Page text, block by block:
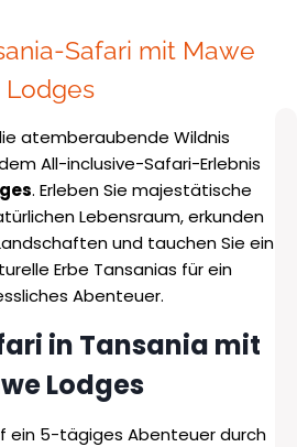
Safari mit Mawe
Lodges
atemberaubende Wildnis
All-inclusive-Safari-Erlebnis
. Erleben Sie majestätische
Lebensraum, erkunden
und tauchen Sie ein
Erbe Tansanias für ein
Abenteuer.
in Tansania mit
Lodges
ein 5-tägiges Abenteuer durch